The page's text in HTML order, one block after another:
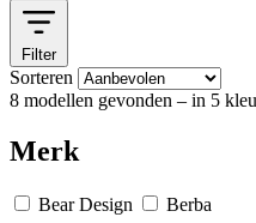
Filter
Sorteren
8 modellen gevonden – in 5
Merk
Bear Design Berba